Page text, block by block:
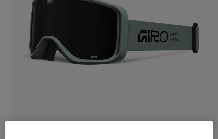
Schuhe
Rennrad Schuhe
Mountainbike Schuhe
Schutzbrillen
Ersatzgläser